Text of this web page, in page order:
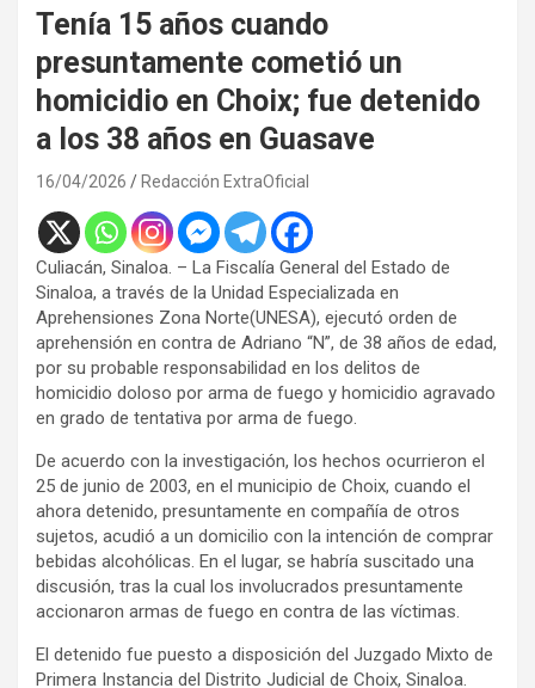
Tenía 15 años cuando
presuntamente cometió un
homicidio en Choix; fue detenido
a los 38 años en Guasave
16/04/2026 Redacción ExtraOficial
Culiacán, Sinaloa. – La Fiscalía General del Estado de
Sinaloa, a través de la Unidad Especializada en
Aprehensiones Zona Norte(UNESA), ejecutó orden de
aprehensión en contra de Adriano “N”, de 38 años de edad,
por su probable responsabilidad en los delitos de
homicidio doloso por arma de fuego y homicidio agravado
en grado de tentativa por arma de fuego.
De acuerdo con la investigación, los hechos ocurrieron el
25 de junio de 2003, en el municipio de Choix, cuando el
ahora detenido, presuntamente en compañía de otros
sujetos, acudió a un domicilio con la intención de comprar
bebidas alcohólicas. En el lugar, se habría suscitado una
discusión, tras la cual los involucrados presuntamente
accionaron armas de fuego en contra de las víctimas.
El detenido fue puesto a disposición del Juzgado Mixto de
Primera Instancia del Distrito Judicial de Choix, Sinaloa.